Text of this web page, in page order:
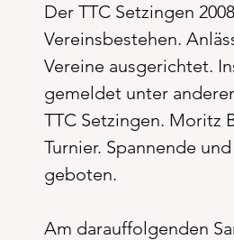
Der TTC Setzingen
Vereinsbestehen.
Vereine ausgerichtet.
gemeldet unter
TTC Setzingen. Moritz
Turnier. Spannende
geboten.
Am darauffolgenden